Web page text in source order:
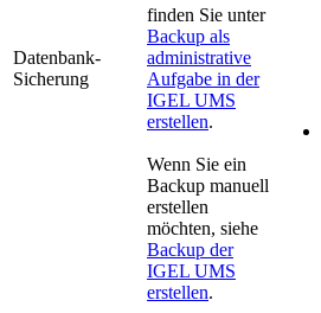
Datenbank-
Sicherung
finden Sie unter
Backup als
administrative
Aufgabe in der
IGEL UMS
erstellen.
Wenn Sie ein
Backup manuell
erstellen
möchten, siehe
Backup der
IGEL UMS
erstellen.